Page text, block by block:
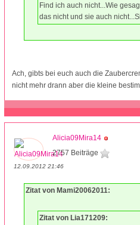
Find ich auch nicht...Wie
das nicht und sie auch
Ach, gibts bei euch auch die
nicht mehr drann aber die kleine
Alicia09Mira14
2757 Beiträge
12.09.2012 21:46
Zitat von Mami20062011:
Zitat von Lia171209: